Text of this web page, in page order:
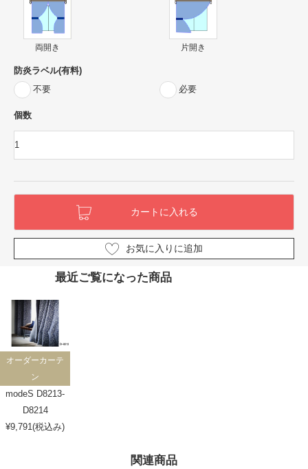
両開き 片開き
防炎ラベル(有料)
不要
必要
個数
お気に入りに追加
関連商品
最近ご覧になった商品
オーダーカーテ
ン
modeS D8213-
D8214
¥9,791(税込み)